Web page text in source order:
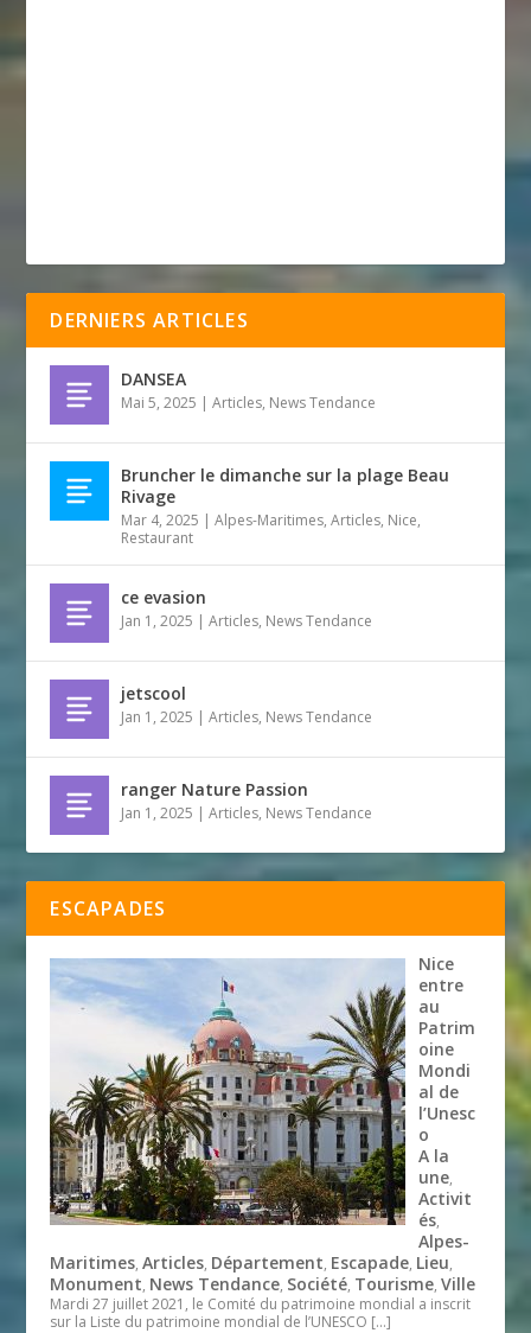
DERNIERS ARTICLES
DANSEA
Mai 5, 2025 |Articles, News Tendance
Bruncher le dimanche sur la plage Beau
Rivage
Mar 4, 2025 |Alpes-Maritimes,Articles, Nice,
Restaurant
ce evasion
Jan 1, 2025 |Articles, News Tendance
jetscool
Jan 1, 2025 |Articles, News Tendance
ranger Nature Passion
Jan 1, 2025 |Articles, News Tendance
ESCAPADES
Nice
entre
au
Patrim
oine
Mondi
al de
l’Unesc
o
A la
une,
Activit
és,
Alpes-
Maritimes,Articles, Département, Escapade, Lieu,
Monument, News Tendance, Société, Tourisme,Ville
Mardi 27 juillet 2021, le Comité du patrimoine mondial a inscrit
sur la Liste du patrimoine mondial de l’UNESCO […]